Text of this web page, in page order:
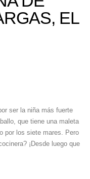
EL
ser la niña más fuerte
que tiene una maleta
por los siete mares. Pero
¡Desde luego que